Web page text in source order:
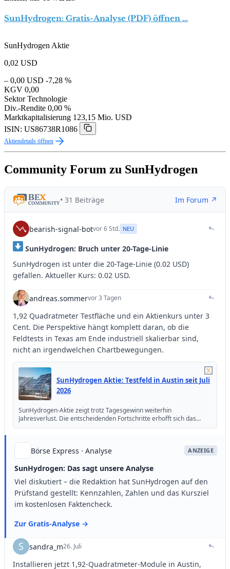
SunHydrogen: Gratis-Analyse (PDF) öffnen …
SunHydrogen Aktie
0,02 USD
– 0,00 USD -7,28 %
KGV 0,00
Sektor Technologie
Div.-Rendite 0,00 %
Marktkapitalisierung 123,15 Mio. USD
ISIN: US86738R1086
Aktiendetails öffnen
Community Forum zu SunHydrogen